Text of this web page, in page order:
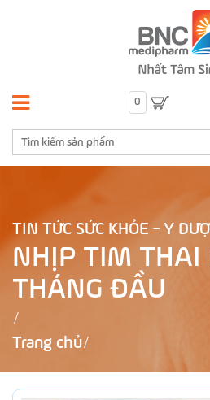
0
TIN TỨC SỨC KHỎE - Y
NHỊP TIM THAI
THÁNG ĐẦU
Trang chủ